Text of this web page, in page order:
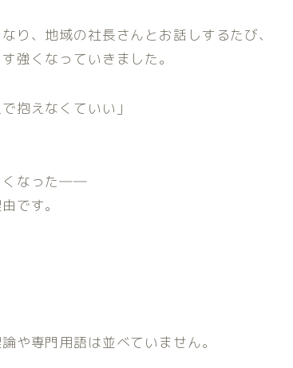
り、地域の社長さんとお話しするたび、
強くなっていきました。
抱えなくていい」
くなった――
です。
や専門用語は並べていません。